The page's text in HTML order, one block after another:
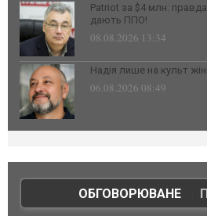
Patriot за $4 млн:
дають ППО!
08.08.2026 13:34
Надія лише на культ
06.08.2026 08:49
ОБГОВОРЮВАНЕ|